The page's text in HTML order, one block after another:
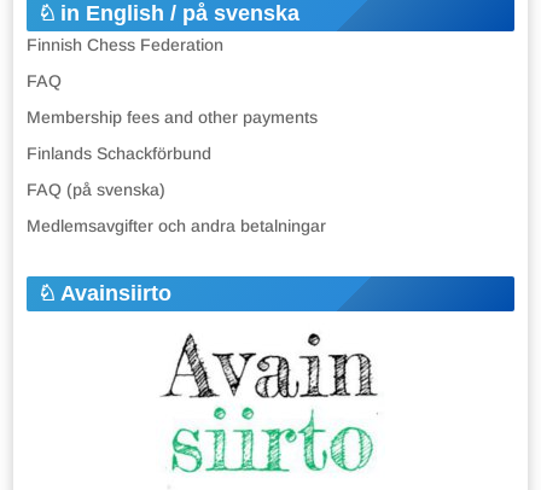
in English / på svenska
Finnish Chess Federation
FAQ
Membership fees and other payments
Finlands Schackförbund
FAQ (på svenska)
Medlemsavgifter och andra betalningar
Avainsiirto